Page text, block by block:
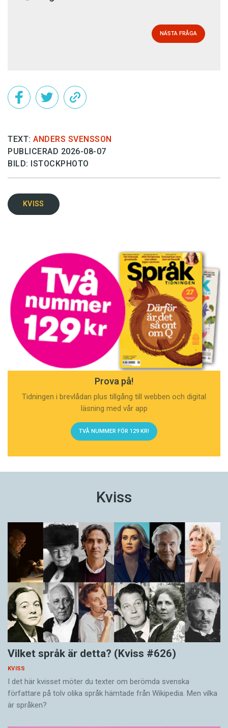
NÄSTA FRÅGA
TEXT: ANDERS SVENSSON
PUBLICERAD 2026-08-07
BILD: ISTOCKPHOTO
KVISS
Prova på!
Tidningen i brevlådan plus tillgång till webben och digital
läsning med vår app
TVÅ NUMMER FÖR 129 KR!
Kviss
Vilket språk är detta? (Kviss #626)
KVISS
I det här kvisset möter du texter om berömda svenska
författare på tolv olika språk hämtade från Wikipedia. Men vilka
är språken?